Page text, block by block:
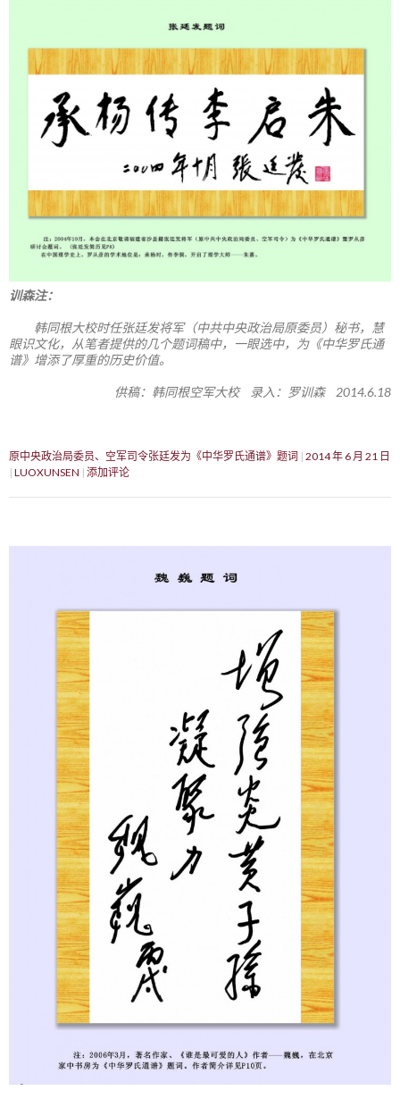
训森注：
韩同根大校时任张廷发将军（中共中央政治局原委员）秘书，慧
眼识文化，从笔者提供的几个题词稿中，一眼选中，为《中华罗氏通
谱》增添了厚重的历史价值。
供稿：韩同根空军大校 录入：罗训森 2014.6.18
原中央政治局委员、空军司令张廷发为《中华罗氏通谱》题词 2014 年 6 月 21 日
LUOXUNSEN 添加评论